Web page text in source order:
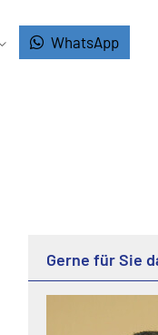
WhatsApp
Gerne für Sie